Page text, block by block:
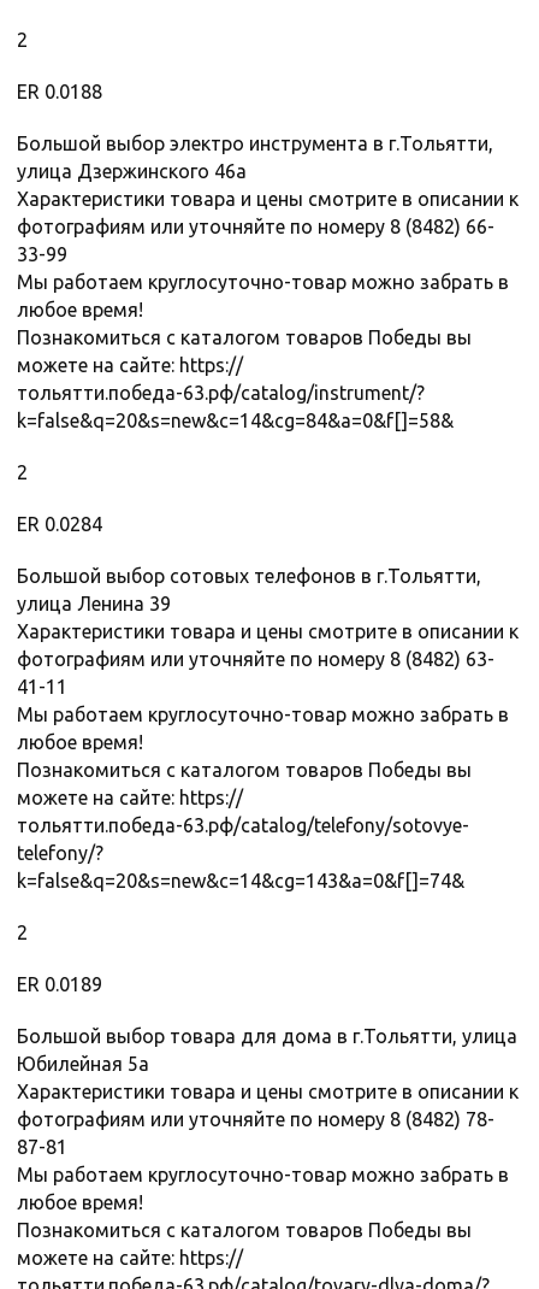
2
ER 0.0188
Большой выбор электро инструмента в г.Тольятти,
улица Дзержинского 46а
Характеристики товара и цены смотрите в описании к
фотографиям или уточняйте по номеру 8 (8482) 66-
33-99
Мы работаем круглосуточно-товар можно забрать в
любое время!
Познакомиться с каталогом товаров Победы вы
можете на сайте: https://
тольятти.победа-63.рф/catalog/instrument/?
k=false&q=20&s=new&c=14&cg=84&a=0&f[]=58&
2
ER 0.0284
Большой выбор сотовых телефонов в г.Тольятти,
улица Ленина 39
Характеристики товара и цены смотрите в описании к
фотографиям или уточняйте по номеру 8 (8482) 63-
41-11
Мы работаем круглосуточно-товар можно забрать в
любое время!
Познакомиться с каталогом товаров Победы вы
можете на сайте: https://
тольятти.победа-63.рф/catalog/telefony/sotovye-
telefony/?
k=false&q=20&s=new&c=14&cg=143&a=0&f[]=74&
2
ER 0.0189
Большой выбор товара для дома в г.Тольятти, улица
Юбилейная 5а
Характеристики товара и цены смотрите в описании к
фотографиям или уточняйте по номеру 8 (8482) 78-
87-81
Мы работаем круглосуточно-товар можно забрать в
любое время!
Познакомиться с каталогом товаров Победы вы
можете на сайте: https://